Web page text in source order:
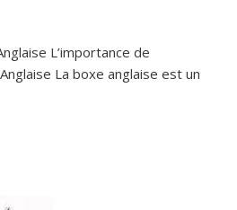
L’importance de
La boxe anglaise est un